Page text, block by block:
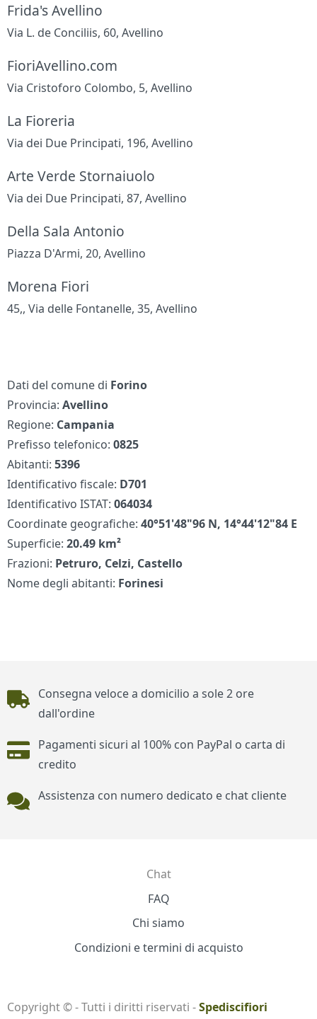
Frida's Avellino
Via L. de Conciliis, 60, Avellino
FioriAvellino.com
Via Cristoforo Colombo, 5, Avellino
La Fioreria
Via dei Due Principati, 196, Avellino
Arte Verde Stornaiuolo
Via dei Due Principati, 87, Avellino
Della Sala Antonio
Piazza D'Armi, 20, Avellino
Morena Fiori
45,, Via delle Fontanelle, 35, Avellino
Dati del comune di Forino
Provincia:Avellino
Regione: Campania
Prefisso telefonico:0825
Abitanti:5396
Identificativo fiscale: D701
Identificativo ISTAT:064034
Coordinate geografiche:40°51'48"96 N, 14°44'12"84 E
Superficie:20.49 km²
Frazioni: Petruro, Celzi, Castello
Nome degli abitanti: Forinesi
Piè di pagina
Consegna veloce a domicilio a sole 2 ore
dall'ordine
Pagamenti sicuri al 100% con PayPal o carta di
credito
Assistenza con numero dedicato e chat cliente
Chat
FAQ
Chi siamo
Condizioni e termini di acquisto
Copyright © - Tutti i diritti riservati -Spediscifiori